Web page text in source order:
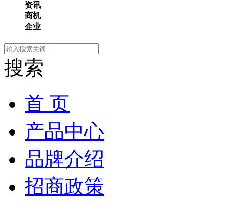
资讯
商机
企业
搜索
首 页
产品中心
品牌介绍
招商政策